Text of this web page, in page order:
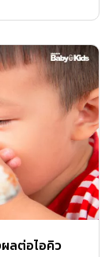
ลต่อไอคิว